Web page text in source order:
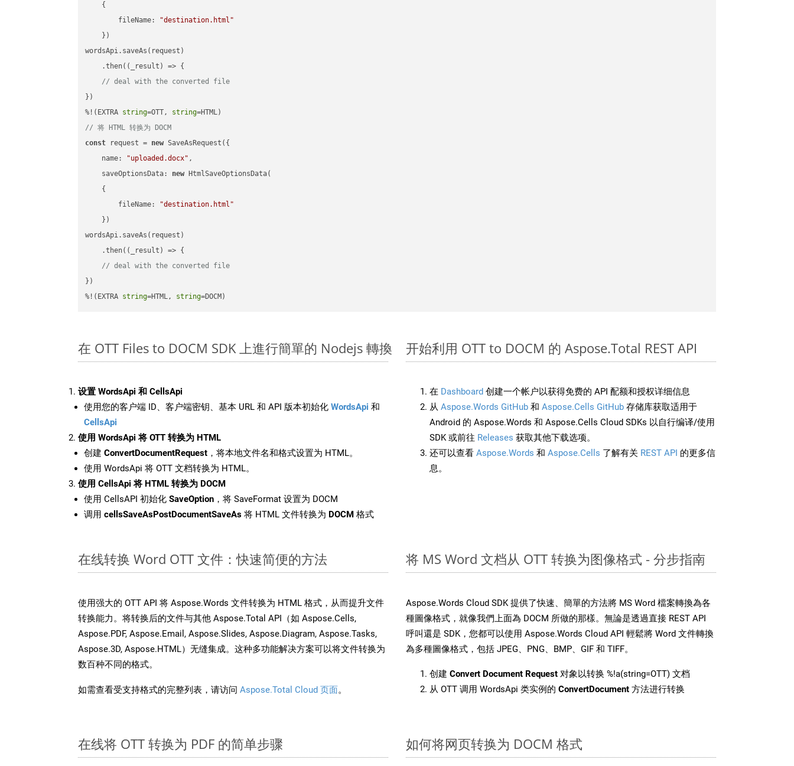
    {
fileName:
"destination.html"
    })
wordsApi.saveAs(request)
    .then(
( _result ) => {
// deal with the converted file
})
%!(EXTRA string=OTT, string
// 将 HTML 转换为 DOCM
const request = new SaveAsRequest({
name: "uploaded.docx" ,
saveOptionsData: new HtmlSaveOptionsData(
    {
fileName:
"destination.html"
    })
wordsApi.saveAs(request)
    .then(
( _result ) => {
// deal with the converted file
})
%!(EXTRA string=HTML, string=DOCM)
在 OTT Files to DOCM SDK 上進行簡單的 Nodejs 轉換
设置 WordsApi 和 CellsApi
使用您的客户端 ID、客户端密钥、基本 URL 和 API 版本初始化 WordsApi 和
CellsApi
使用 WordsApi 将 OTT 转换为 HTML
创建 ConvertDocumentRequest ，将本地文件名和格式设置为 HTML。
使用 WordsApi 将 OTT 文档转换为 HTML。
使用 CellsApi 将 HTML 转换为 DOCM
使用 CellsAPI 初始化 SaveOption ，将 SaveFormat 设置为 DOCM
调用 cellsSaveAsPostDocumentSaveAs 将 HTML 文件转换为 DOCM 格式
开始利用 OTT to DOCM 的 Aspose.Total REST API
在 Dashboard 创建一个帐户以获得免费的 API 配额和授权详细信息
从 Aspose.Words GitHub 和 Aspose.Cells GitHub 存储库获取适用于
Android 的 Aspose.Words 和 Aspose.Cells Cloud SDKs 以自行编译/使用
SDK 或前往 Releases 获取其他下载选项。
还可以查看 Aspose.Words 和 Aspose.Cells 了解有关 REST API 的更多信
息。
在线转换 Word OTT 文件：快速简便的方法
使用强大的 OTT API 将 Aspose.Words 文件转换为 HTML 格式，从而提升文件
转换能力。将转换后的文件与其他 Aspose.Total API（如 Aspose.Cells,
Aspose.PDF, Aspose.Email, Aspose.Slides, Aspose.Diagram, Aspose.Tasks,
Aspose.3D, Aspose.HTML）无缝集成。这种多功能解决方案可以将文件转换为
数百种不同的格式。
如需查看受支持格式的完整列表，请访问 Aspose.Total Cloud 页面。
将 MS Word 文档从 OTT 转换为图像格式 - 分步指南
Aspose.Words Cloud SDK 提供了快速、簡單的方法將 MS Word 檔案轉換為各
種圖像格式，就像我們上面為 DOCM 所做的那樣。無論是透過直接 REST API
呼叫還是 SDK，您都可以使用 Aspose.Words Cloud API 輕鬆將 Word 文件轉換
為多種圖像格式，包括 JPEG、PNG、BMP、GIF 和 TIFF。
创建 Convert Document Request 对象以转换 %!a(string=OTT) 文档
从 OTT 调用 WordsApi 类实例的 ConvertDocument 方法进行转换
在线将 OTT 转换为 PDF 的简单步骤 如何将网页转换为 DOCM 格式